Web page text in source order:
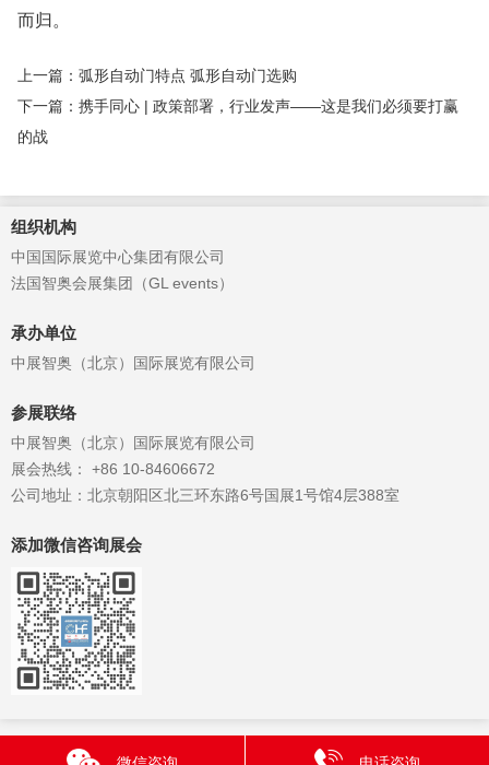
而归。
上一篇：弧形自动门特点 弧形自动门选购
下一篇：携手同心 | 政策部署，行业发声——这是我们必须要打赢
的战
组织机构
中国国际展览中心集团有限公司
法国智奥会展集团（GL events）
承办单位
中展智奥（北京）国际展览有限公司
参展联络
中展智奥（北京）国际展览有限公司
展会热线： +86 10-84606672
公司地址：北京朝阳区北三环东路6号国展1号馆4层388室
添加微信咨询展会